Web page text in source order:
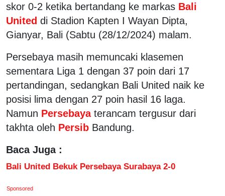
skor 0-2 ketika bertandang ke markas Bali
United di Stadion Kapten I Wayan Dipta,
Gianyar, Bali (Sabtu (28/12/2024) malam.
Persebaya masih memuncaki klasemen
sementara Liga 1 dengan 37 poin dari 17
pertandingan, sedangkan Bali United naik ke
posisi lima dengan 27 poin hasil 16 laga.
Namun Persebaya terancam tergusur dari
takhta oleh Persib Bandung.
Baca Juga :
Bali United Bekuk Persebaya Surabaya 2-0
Sponsored